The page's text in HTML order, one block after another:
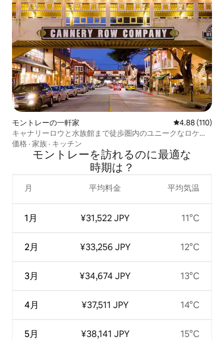
モントレーの一軒家 レビュー110
4.88 (110)
キャナリーロウと水族館まで徒歩圏内のユニークなロケー
ション！
価格 · 家族 · キッチン
モントレーを訪⁠れ⁠るの⁠に最⁠適⁠な
時⁠期⁠は⁠？
月
1月
2月
3月
4月
5月
平均料金
¥31,522 JPY
¥33,256 JPY
¥34,674 JPY
¥37,511 JPY
¥38,141 JPY
平均気温
11°C
12°C
13°C
14°C
15°C